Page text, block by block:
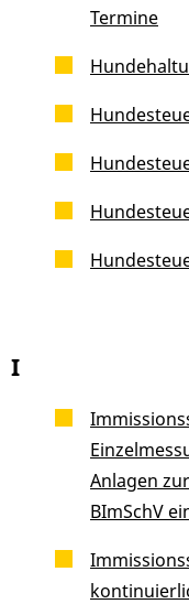
Termine
I
Anlagen
BImSchV